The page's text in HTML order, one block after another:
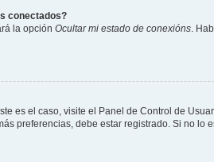
conectados?
la opción Ocultar mi estado de conexións .
es el caso, visite el Panel de Control de
preferencias, debe estar registrado. Si no lo